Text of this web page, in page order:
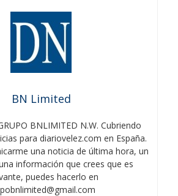
BN Limited
BNLIMITED N.W. Cubriendo
para diariovelez.com en España.
una noticia de última hora, un
información que crees que es
puedes hacerlo en